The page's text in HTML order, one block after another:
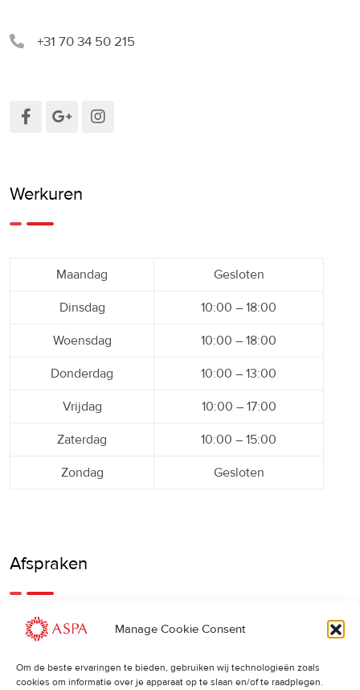
Manage Cookie Consent
Om de beste ervaringen te bieden, gebruiken wij technologieën zoals
cookies om informatie over je apparaat op te slaan en/of te raadplegen.
+31 70 34 50 215
Werkuren
Maandag Gesloten
Dinsdag 10:00 – 18:00
Woensdag 10:00 – 18:00
Donderdag 10:00 – 13:00
Vrijdag 10:00 – 17:00
Zaterdag 10:00 – 15:00
Zondag Gesloten
Afspraken
Een eerdere of latere afspraak is ook mogelijk, bel ons